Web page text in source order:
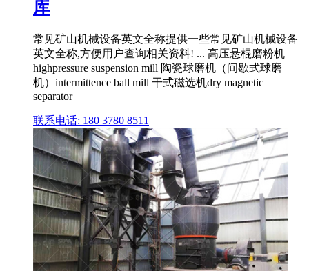
库
常见矿山机械设备英文全称提供一些常见矿山机械设备
英文全称,方便用户查询相关资料! ... 高压悬棍磨粉机
highpressure suspension mill 陶瓷球磨机（间歇式球磨
机）intermittence ball mill 干式磁选机dry magnetic
separator
联系电话: 180 3780 8511